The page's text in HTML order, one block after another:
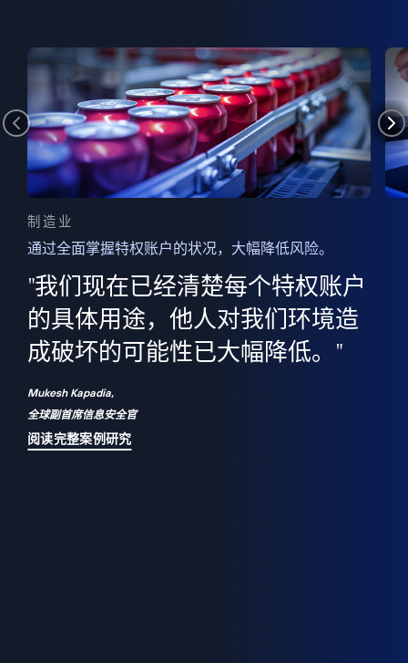
制造业
通过全面掌握特权账户的状况，大幅降低风险。
"我们现在已经清楚每个特权账户
的具体用途，他人对我们环境造
成破坏的可能性已大幅降低。"
Mukesh Kapadia,
全球副首席信息安全官
阅读完整案例研究